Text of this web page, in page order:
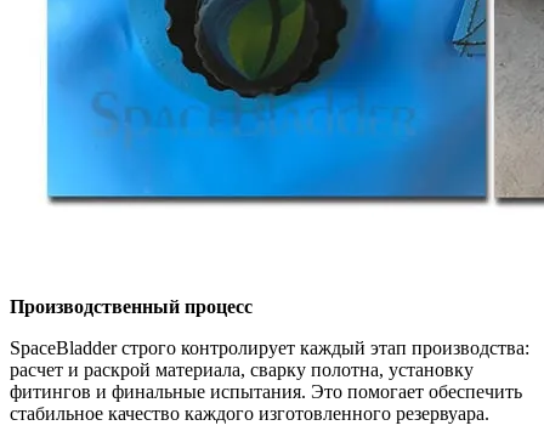
Производственный процесс
SpaceBladder строго контролирует каждый этап производства:
расчет и раскрой материала, сварку полотна, установку
фитингов и финальные испытания. Это помогает обеспечить
стабильное качество каждого изготовленного резервуара.